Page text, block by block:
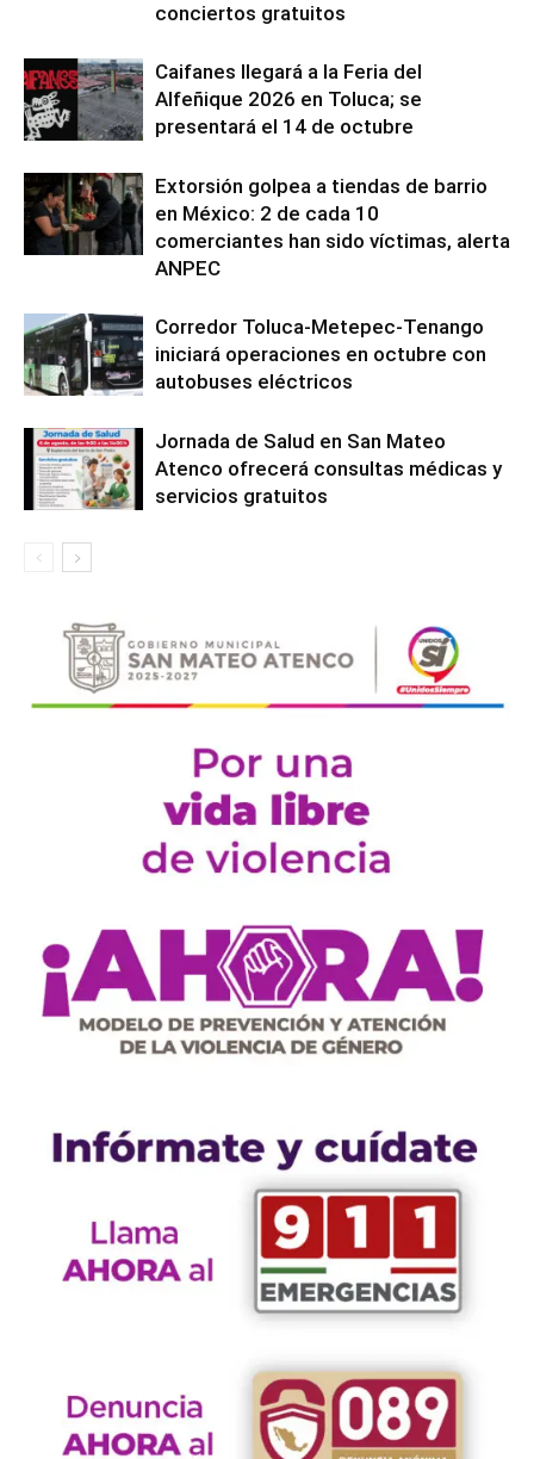
conciertos gratuitos
Caifanes llegará a la Feria del
Alfeñique 2026 en Toluca; se
presentará el 14 de octubre
Extorsión golpea a tiendas de barrio
en México: 2 de cada 10
comerciantes han sido víctimas, alerta
ANPEC
Corredor Toluca-Metepec-Tenango
iniciará operaciones en octubre con
autobuses eléctricos
Jornada de Salud en San Mateo
Atenco ofrecerá consultas médicas y
servicios gratuitos